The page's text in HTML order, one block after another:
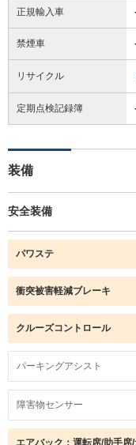
正規輸入車
禁煙車
リサイクル
定期点検記録簿
装備
安全装備
パワステ
衝突被害軽減ブレーキ
クルーズコントロール
パーキングアシスト
障害物センサー
エアバック：運転席/助手席